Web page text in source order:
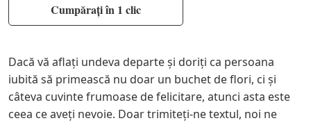
Cumpărați în 1 clic
Dacă vă aflați undeva departe și doriți ca persoana
iubită să primească nu doar un buchet de flori, ci și
câteva cuvinte frumoase de felicitare, atunci asta este
ceea ce aveți nevoie. Doar trimiteți-ne textul, noi ne